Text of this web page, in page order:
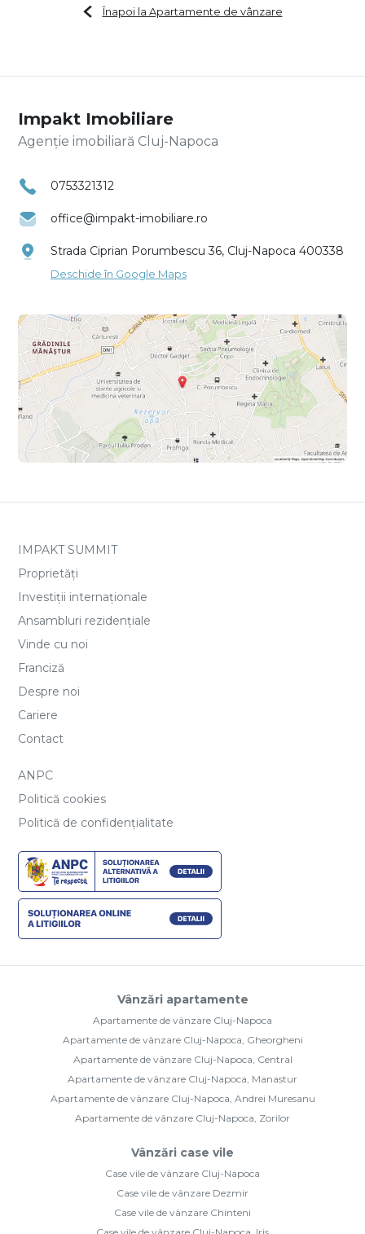
Înapoi la Apartamente de vânzare
Impakt Imobiliare
Agenție imobiliară Cluj-Napoca
0753321312
office@impakt-imobiliare.ro
Strada Ciprian Porumbescu 36, Cluj-Napoca 400338
Deschide în Google Maps
IMPAKT SUMMIT
Proprietăți
Investiții internaționale
Ansambluri rezidențiale
Vinde cu noi
Franciză
Despre noi
Cariere
Contact
ANPC
Politică cookies
Politică de confidențialitate
Vânzări apartamente
Apartamente de vânzare Cluj-Napoca
Apartamente de vânzare Cluj-Napoca, Gheorgheni
Apartamente de vânzare Cluj-Napoca, Central
Apartamente de vânzare Cluj-Napoca, Manastur
Apartamente de vânzare Cluj-Napoca, Andrei Muresanu
Apartamente de vânzare Cluj-Napoca, Zorilor
Vânzări case vile
Case vile de vânzare Cluj-Napoca
Case vile de vânzare Dezmir
Case vile de vânzare Chinteni